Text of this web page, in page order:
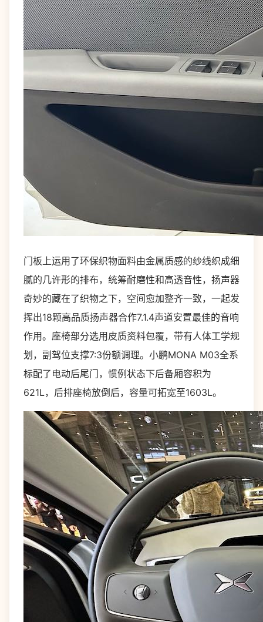
门板上运用了环保织物面料由金属质感的纱线织成细
腻的几许形的排布，统筹耐磨性和高透音性，扬声器
奇妙的藏在了织物之下，空间愈加整齐一致，一起发
挥出18颗高品质扬声器合作7.1.4声道安置最佳的音响
作用。座椅部分选用皮质资料包覆，带有人体工学规
划，副驾位支撑7:3份额调理。小鹏MONA M03全系
标配了电动后尾门，惯例状态下后备厢容积为
621L，后排座椅放倒后，容量可拓宽至1603L。